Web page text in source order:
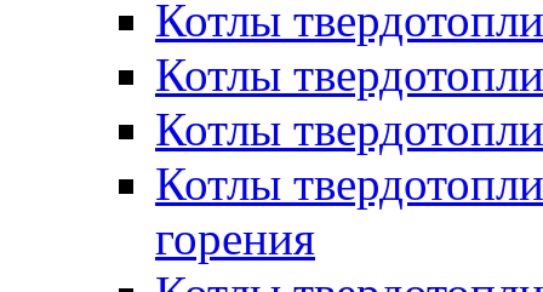
Котлы
Котлы
Котлы
Котлы
горения